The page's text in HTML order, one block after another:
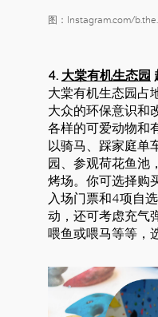
图：Instagram.com/
4. 大棠有机生态园
大棠有机生态园占
大众的环保意识和
各样的可爱动物和
以骑马、踩家庭单
园、参观荷花鱼池
烤场。你可选择购
入场门票和4项自
动，还可考虑充气
喂鱼或喂马等等，